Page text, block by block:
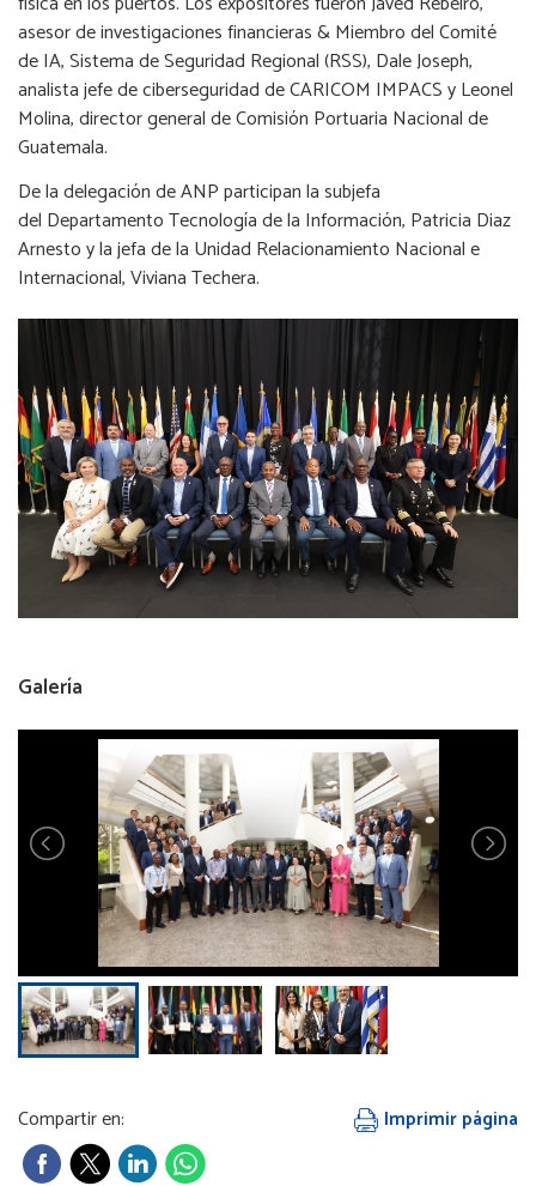
asesor de investigaciones financieras & Miembro del Comité
de IA, Sistema de Seguridad Regional (RSS), Dale Joseph,
analista jefe de ciberseguridad de CARICOM IMPACS y Leonel
Molina, director general de Comisión Portuaria Nacional de
Guatemala.
De la delegación de ANP participan la subjefa
del Departamento Tecnología de la Información, Patricia Diaz
Arnesto y la jefa de la Unidad Relacionamiento Nacional e
Internacional, Viviana Techera.
Galería
Compartir en: Imprimir página